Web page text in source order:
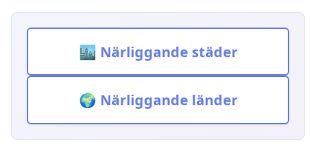
🏙️ Närliggande städer
🌍 Närliggande länder